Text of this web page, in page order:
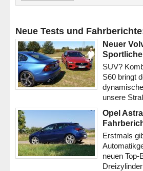
Neue Tests und
Neuer
SUV?
S60 bringt
unsere
Opel
Erstmals
neuen Top-